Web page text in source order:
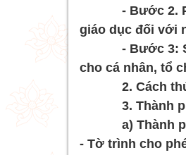
- Bước 2.
giáo dục đối với
- Bước 3: Sau
cho cá nhân, tổ
2. Cách thức
3. Thành
a) Thành
- Tờ trình cho